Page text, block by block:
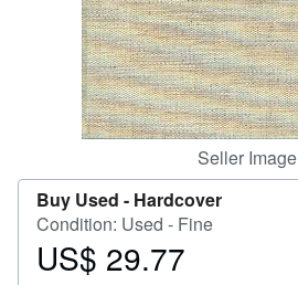
Seller Image
Buy Used - Hardcover
Condition: Used - Fine
Price
US$ 29.77